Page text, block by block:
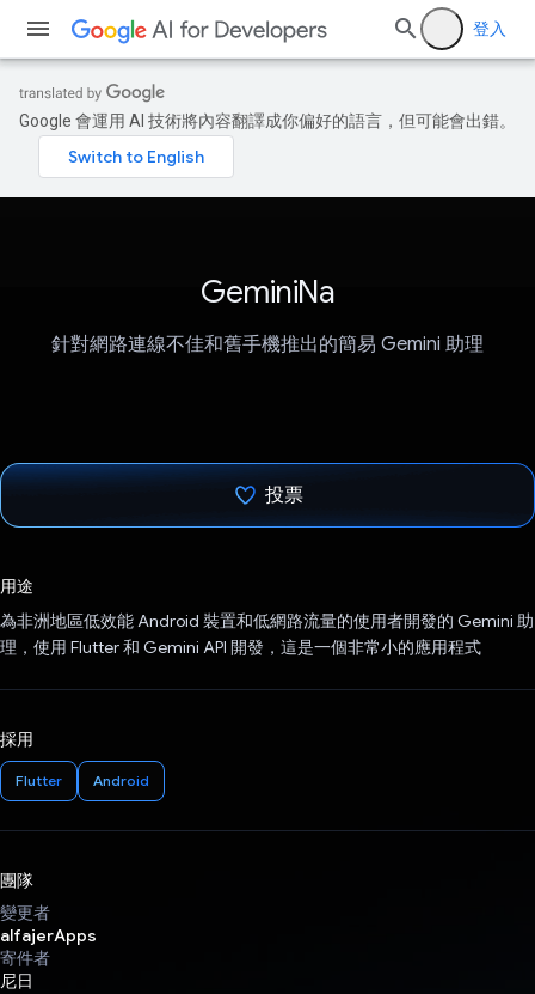
登入
Google 會運用 AI 技術將內容翻譯成你偏好的語言，但可能會出錯。
GeminiNa
針對網路連線不佳和舊手機推出的簡易 Gemini 助理
投票
用途
為非洲地區低效能 Android 裝置和低網路流量的使用者開發的 Gemini 助
理，使用 Flutter 和 Gemini API 開發，這是一個非常小的應用程式
採用
Flutter Android
團隊
變更者
alfajerApps
寄件者
尼日